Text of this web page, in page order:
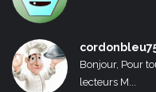
Bonjour, Pour
lecteurs M...